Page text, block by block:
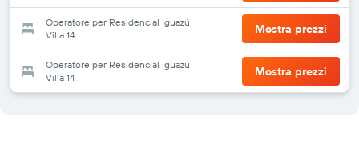
Operatore per Residencial Iguazú
Villa 14
Mostra prezzi
Operatore per Residencial Iguazú
Villa 14
Mostra prezzi